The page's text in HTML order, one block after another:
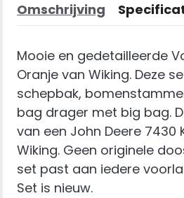
Omschrijving
Mooie en gedetailleerde
Oranje van Wiking. Deze
schepbak,
bag drager met big bag.
van een John Deere 7430
Wiking. Geen originele
set past aan iedere
Set is nieuw.